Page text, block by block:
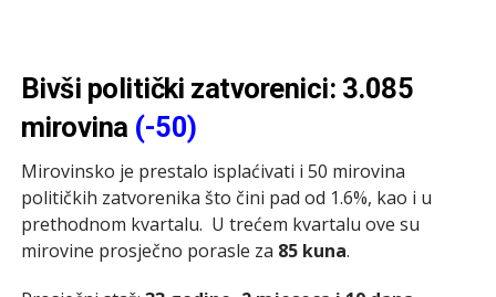
Bivši politički zatvorenici: 3.085
mirovina (-50)
Mirovinsko je prestalo isplaćivati i 50 mirovina
političkih zatvorenika što čini pad od 1.6%, kao i u
prethodnom kvartalu. U trećem kvartalu ove su
mirovine prosječno porasle za 85 kuna.